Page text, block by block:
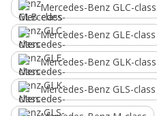
Mercedes-Benz GLC-class
Mercedes-Benz GLE-class
Mercedes-Benz GLK-class
Mercedes-Benz GLS-class